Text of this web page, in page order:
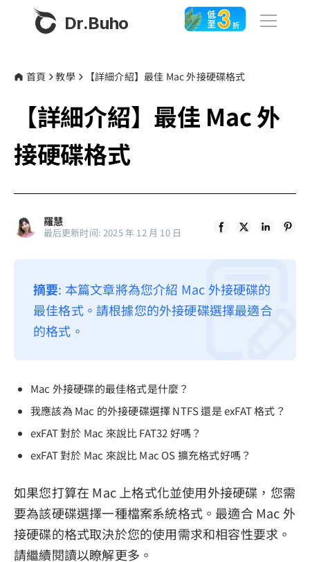
Dr.Buho
產品
BuhoCleaner
BuhoUnlocker
BuhoRepair
BuhoNTFS
商店
關於我們
聯絡我們
隱私權政策
退款政策
首頁 教學 【詳細介紹】最佳 Mac 外接硬碟格式
【詳細介紹】最佳 Mac 外
接硬碟格式
羅慧
最后更新时间: 2025 年 12 月 10 日
摘要: 本篇文章將為您介紹 Mac 外接硬碟的
最佳格式。請根據您的外接硬碟選擇最適合
的格式。
Mac 外接硬碟的最佳格式是什麼？
我應該為 Mac 的外接硬碟選擇 NTFS 還是 exFAT 格式？
exFAT 對於 Mac 來說比 FAT32 好嗎？
exFAT 對於 Mac 來說比 Mac OS 擴充格式好嗎？
如果您打算在 Mac 上格式化並使用外接硬碟，您需
要為該硬碟選擇一種檔案系統格式。最適合 Mac 外
接硬碟的格式取決於您的使用需求和相容性要求。
請繼續閱讀以瞭解更多。